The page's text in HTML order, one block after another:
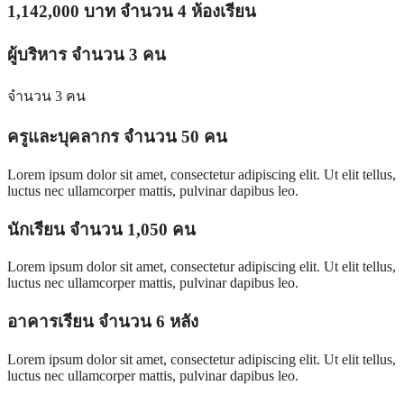
1,142,000 บาท จำนวน 4 ห้องเรียน
ผู้บริหาร จำนวน 3 คน
จำนวน 3 คน
ครูและบุคลากร จำนวน 50 คน
Lorem ipsum dolor sit amet, consectetur adipiscing elit. Ut elit tellus,
luctus nec ullamcorper mattis, pulvinar dapibus leo.
นักเรียน จำนวน 1,050 คน
Lorem ipsum dolor sit amet, consectetur adipiscing elit. Ut elit tellus,
luctus nec ullamcorper mattis, pulvinar dapibus leo.
อาคารเรียน จำนวน 6 หลัง
Lorem ipsum dolor sit amet, consectetur adipiscing elit. Ut elit tellus,
luctus nec ullamcorper mattis, pulvinar dapibus leo.